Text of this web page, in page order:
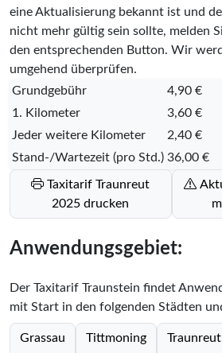
eine Aktualisierung bekannt ist und
nicht mehr gültig sein sollte, melden
den entsprechenden Button. Wir
umgehend überprüfen.
Grundgebühr
4,90 €
1. Kilometer
3,60 €
Jeder weitere Kilometer
2,40 €
Stand-/Wartezeit (pro Std.) 36,00 €
Taxitarif Traunreut
2025 drucken
Aktualisierung
Anwendungsgebiet:
Der Taxitarif Traunstein findet
mit Start in den folgenden Städten
Grassau Tittmoning Traunreut